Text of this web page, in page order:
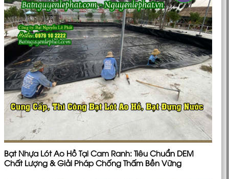
Bạt Nhựa Lót Ao Hồ Tại Cam Ranh: Tiêu Chuẩn DEM
Chất Lượng & Giải Pháp Chống Thấm Bền Vững